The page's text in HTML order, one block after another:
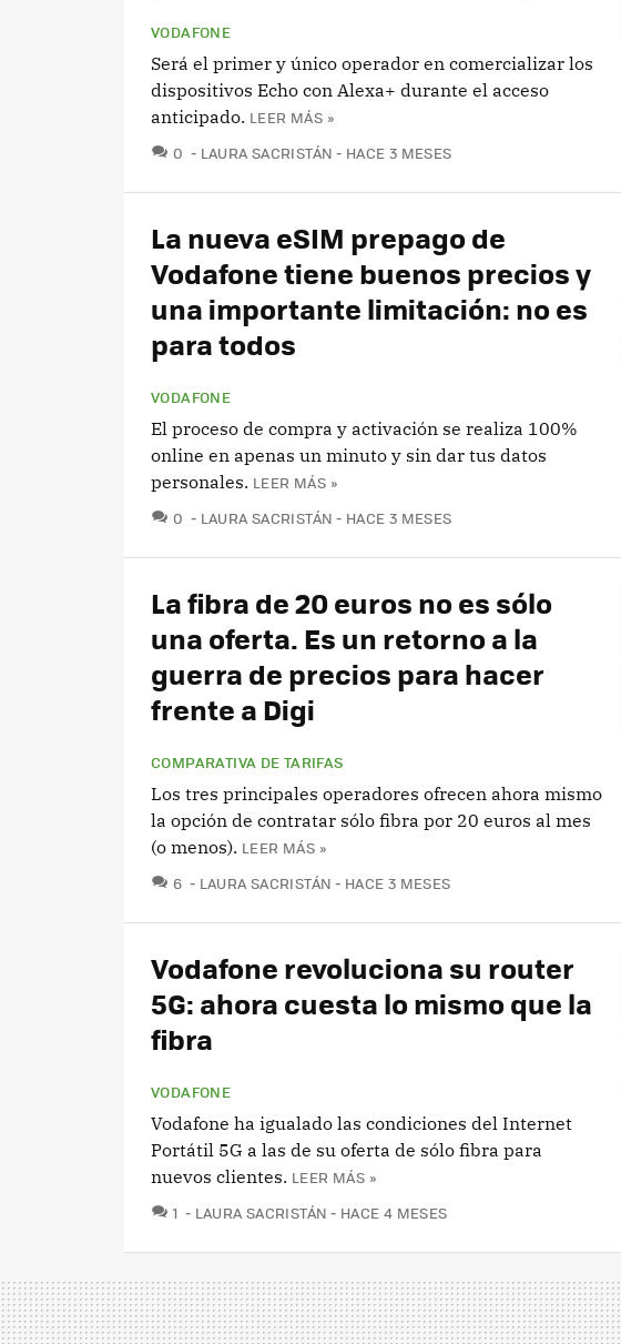
VODAFONE
Será el primer y único operador en comercializar los
dispositivos Echo con Alexa+ durante el acceso
anticipado. LEER MÁS »
0 COMENTARIOS
LAURA SACRISTÁN HACE 3 MESES
La nueva eSIM prepago de
Vodafone tiene buenos precios y
una importante limitación: no es
para todos
VODAFONE
El proceso de compra y activación se realiza 100%
online en apenas un minuto y sin dar tus datos
personales. LEER MÁS »
0 COMENTARIOS
LAURA SACRISTÁN HACE 3 MESES
La fibra de 20 euros no es sólo
una oferta. Es un retorno a la
guerra de precios para hacer
frente a Digi
COMPARATIVA DE TARIFAS
Los tres principales operadores ofrecen ahora mismo
la opción de contratar sólo fibra por 20 euros al mes
(o menos). LEER MÁS »
6 COMENTARIOS
LAURA SACRISTÁN HACE 3 MESES
Vodafone revoluciona su router
5G: ahora cuesta lo mismo que la
fibra
VODAFONE
Vodafone ha igualado las condiciones del Internet
Portátil 5G a las de su oferta de sólo fibra para
nuevos clientes. LEER MÁS »
1 COMENTARIOS
LAURA SACRISTÁN HACE 4 MESES